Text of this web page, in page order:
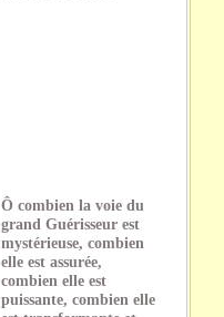
Ô combien la voie du
grand Guérisseur est
mystérieuse, combien
elle est assurée,
combien elle est
puissante, combien elle